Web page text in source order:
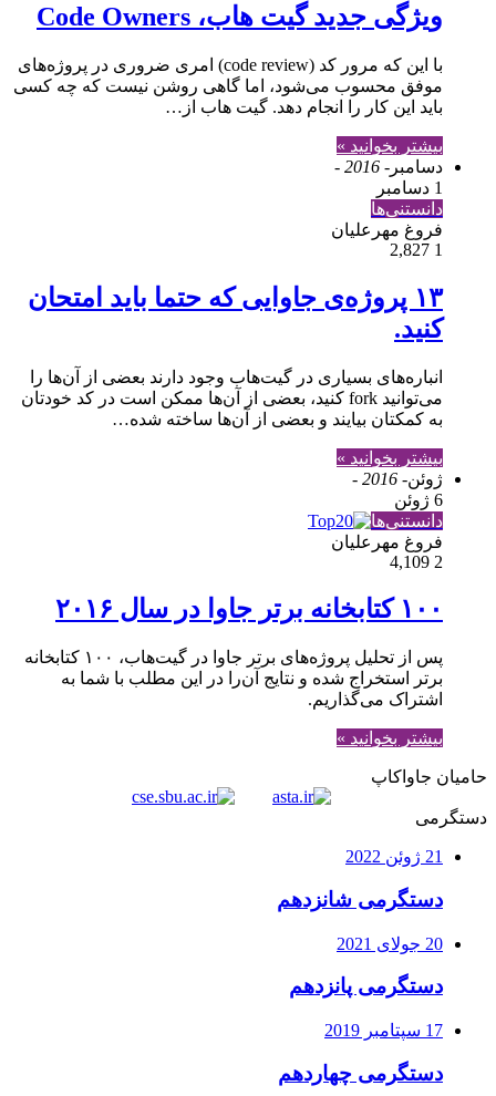
ویژگی جدید گیت هاب، Code Owners
با این که مرور کد (code review) امری ضروری در پروژه‌های
موفق محسوب می‌شود، اما گاهی روشن نیست که چه کسی
باید این کار را انجام دهد. گیت هاب از…
بیشتر بخوانید »
دسامبر - 2016 -
1 دسامبر
دانستنی‌ها
فروغ مهرعلیان
1
۱۳ پروژه‌ی جاوایی که حتما باید امتحان
کنید.
انباره‌های بسیاری در گیت‌هاب وجود دارند بعضی از آن‌ها را
می‌توانید fork کنید، بعضی از آن‌ها ممکن است در کد خودتان
به کمکتان بیایند و بعضی از آن‌ها ساخته شده…
بیشتر بخوانید »
ژوئن- 2016 -
6 ژوئن
دانستنی‌ها
فروغ مهرعلیان
2
۱۰۰ کتابخانه برتر جاوا در سال ۲۰۱۶
پس از تحلیل پروژه‌های برتر جاوا در گیت‌هاب، ۱۰۰ کتابخانه
برتر استخراج شده و نتایج آن‌را در این مطلب با شما به
اشتراک می‌گذاریم.
بیشتر بخوانید »
حامیان جاواکاپ
دستگرمی
21 ژوئن 2022
دستگرمی شانزدهم
20 جولای 2021
دستگرمی پانزدهم
17 سپتامبر 2019
دستگرمی چهاردهم